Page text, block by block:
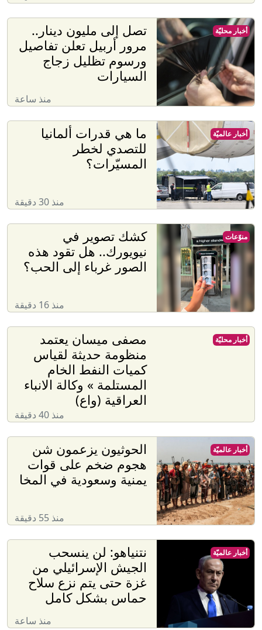
تصل إلى مليون دينار..
مرور أربيل تعلن تفاصيل
ورسوم تظليل زجاج
السيارات
منذ ساعة
أخبار محليّة
ما هي قدرات ألمانيا
للتصدي لخطر
المسيّرات؟
منذ 30 دقيقة
أخبار عالميّة
كشك تصوير في
نيويورك.. هل تقود هذه
الصور غرباء إلى الحب؟
منذ 16 دقيقة
منوّعات
مصفى ميسان يعتمد
منظومة حديثة لقياس
كميات النفط الخام
المستلمة » وكالة الانباء
العراقية (واع)
منذ 40 دقيقة
أخبار محليّة
الحوثيون يزعمون شن
هجوم ضخم على قوات
يمنية وسعودية في المخا
منذ 55 دقيقة
أخبار عالميّة
نتنياهو: لن ينسحب
الجيش الإسرائيلي من
غزة حتى يتم نزع سلاح
حماس بشكل كامل
منذ ساعة
أخبار عالميّة